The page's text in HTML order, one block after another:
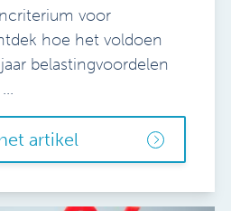
voor
hoe het voldoen
belastingvoordelen
artikel